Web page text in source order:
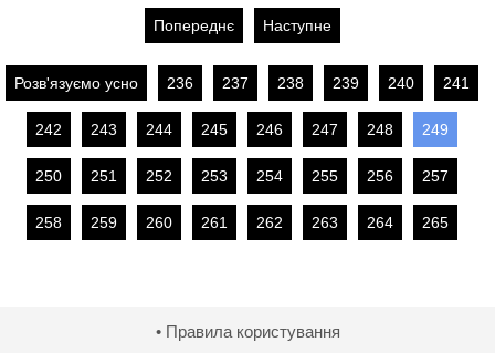
Попереднє Наступне
Розв'язуємо усно 236 237 238 239 240 241
242 243 244 245 246 247 248 249
250 251 252 253 254 255 256 257
258 259 260 261 262 263 264 265
• Правила користування